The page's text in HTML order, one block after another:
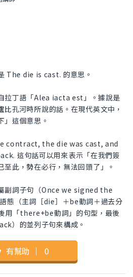
The die is cast. 的意思。
拉丁語「Alea iacta est」。據說是
孔河時所說的話。在現代英文中，
」這個意思。
contract, the die was cast, and
這句話可以用來表示「在我們簽
此，勢在必行，無法回頭了」。
副詞子句（Once we signed the
態（主詞［die］＋be動詞＋過去分
用「there+be動詞」的句型，最後
）的並列子句來構成。
有幫助 ｜ 0